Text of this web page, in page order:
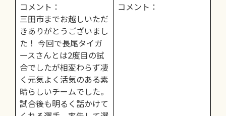
コメント：
三田市までお越しいただ
きありがとうございまし
た！ 今回で長尾タイガ
ースさんとは2度目の試
合でしたが相変わらず凄
く元気よく活気のある素
晴らしいチームでした。
試合後も明るく話かけて
コメント：